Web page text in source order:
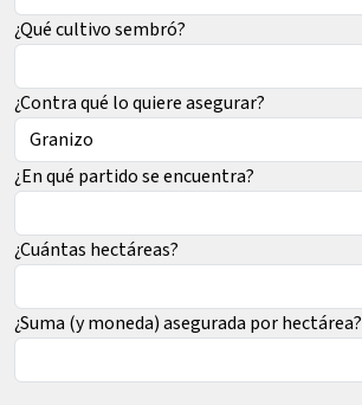
¿Qué cultivo sembró?
¿Contra qué lo quiere asegurar?
¿En qué partido se encuentra?
¿Cuántas hectáreas?
¿Suma (y moneda) asegurada por hectárea?